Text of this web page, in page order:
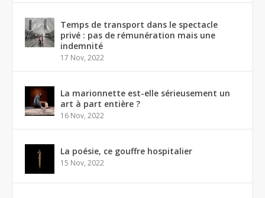
Temps de transport dans le spectacle
privé : pas de rémunération mais une
indemnité
17 Nov, 2022
La marionnette est-elle sérieusement un
art à part entière ?
16 Nov, 2022
La poésie, ce gouffre hospitalier
15 Nov, 2022